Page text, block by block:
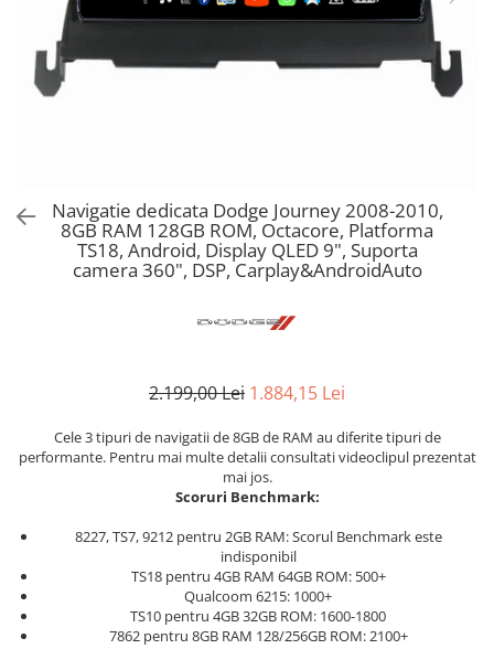
Navigatie dedicata Dodge Journey 2008-2010,
8GB RAM 128GB ROM, Octacore, Platforma
TS18, Android, Display QLED 9", Suporta
camera 360", DSP, Carplay&AndroidAuto
2.199,00 Lei 1.884,15 Lei
Cele 3 tipuri de navigatii de 8GB de RAM au diferite tipuri de
performante. Pentru mai multe detalii consultati videoclipul prezentat
mai jos.
Scoruri Benchmark:
8227, TS7, 9212 pentru 2GB RAM: Scorul Benchmark este
indisponibil
TS18 pentru 4GB RAM 64GB ROM: 500+
Qualcoom 6215: 1000+
TS10 pentru 4GB 32GB ROM: 1600-1800
7862 pentru 8GB RAM 128/256GB ROM: 2100+